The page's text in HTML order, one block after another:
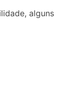
alguns